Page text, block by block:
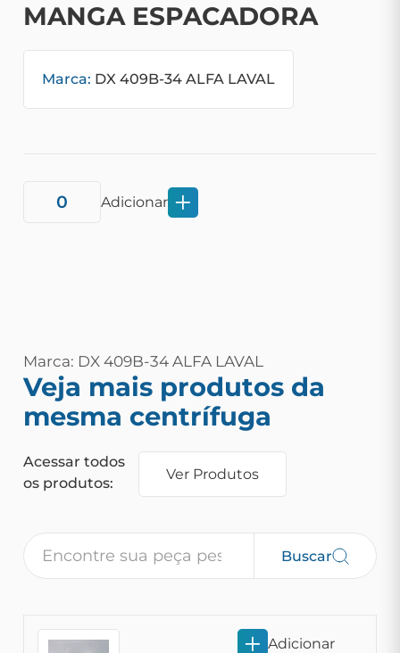
MANGA ESPACADORA
Marca: DX 409B-34 ALFA LAVAL
Adicionar
Marca: DX 409B-34 ALFA LAVAL
Veja mais produtos da
mesma centrífuga
Acessar todos
os produtos:
Ver Produtos
Buscar
Adicionar